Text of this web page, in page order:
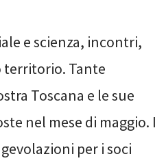
e scienza, incontri,
Tante
Toscana e le sue
nel mese di maggio. I
per i soci